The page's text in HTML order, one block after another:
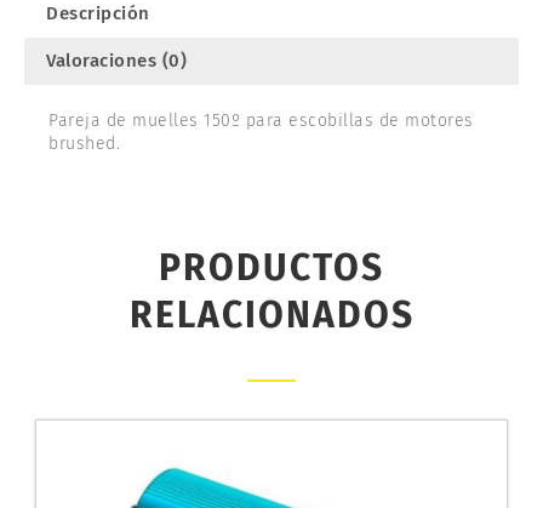
Descripción
Valoraciones (0)
Pareja de muelles 150º para escobillas de motores
brushed.
PRODUCTOS
RELACIONADOS